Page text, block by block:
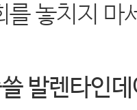
를 놓치지 마
발렌타인